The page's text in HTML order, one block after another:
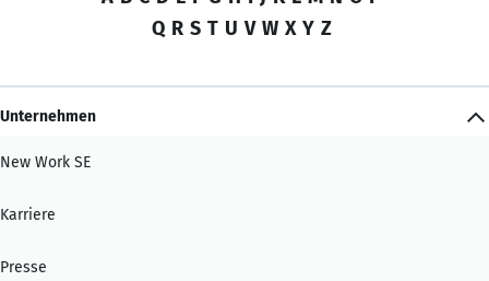
Q R S T U V W X Y Z
Unternehmen
New Work SE
Karriere
Presse